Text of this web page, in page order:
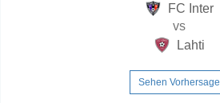
FC Inter
vs
Lahti
Sehen Vorhersage